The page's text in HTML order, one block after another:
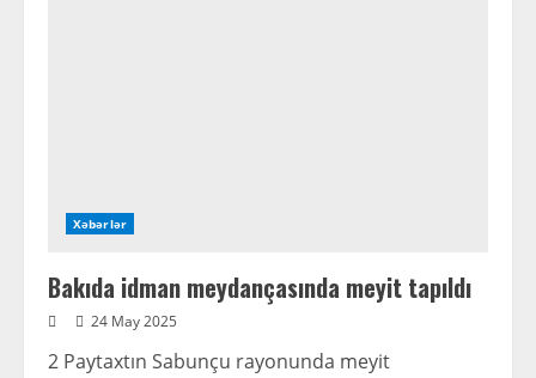
Xəbərlər
Bakıda idman meydançasında meyit tapıldı
24 May 2025
2 Paytaxtın Sabunçu rayonunda meyit